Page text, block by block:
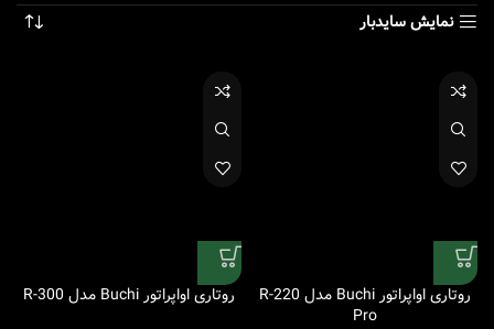
نمایش سایدبار
روتاری اواپراتور Buchi مدل R-220
Pro
روتاری اواپراتور Buchi مدل R-300